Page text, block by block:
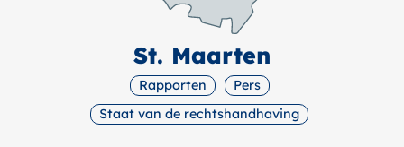
St. Maarten
Rapporten
Pers
Staat van de rechtshandhaving